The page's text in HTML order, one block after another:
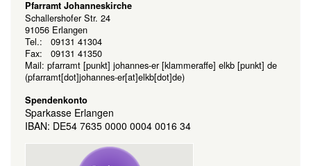
Pfarramt Johanneskirche
Schallershofer Str. 24
91056 Erlangen
Tel.: 09131 41304
Fax: 09131 41350
Mail: pfarramt [punkt] johannes-er [klammeraffe] elkb [punkt] de
(pfarramt[dot]johannes-er[at]elkb[dot]de)
Spendenkonto
Sparkasse Erlangen
IBAN: DE54 7635 0000 0004 0016 34